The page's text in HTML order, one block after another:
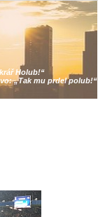
Holub!“
„Tak mu prdel polub!“